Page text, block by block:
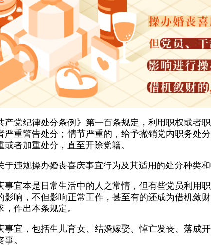
产党纪律处分条例》第一百条规定，利用职权或者
严重警告处分；情节严重的，给予撤销党内职务处
者加重处分，直至开除党籍。
于违规操办婚丧喜庆事宜行为及其适用的处分种类和
事宜本是日常生活中的人之常情，但有些党员利用
影响，不但影响正常工作，甚至有的还成为借机敛
作出本条规定。
事宜，包括生儿育女、结婚嫁娶、悼亡发丧、落成
。